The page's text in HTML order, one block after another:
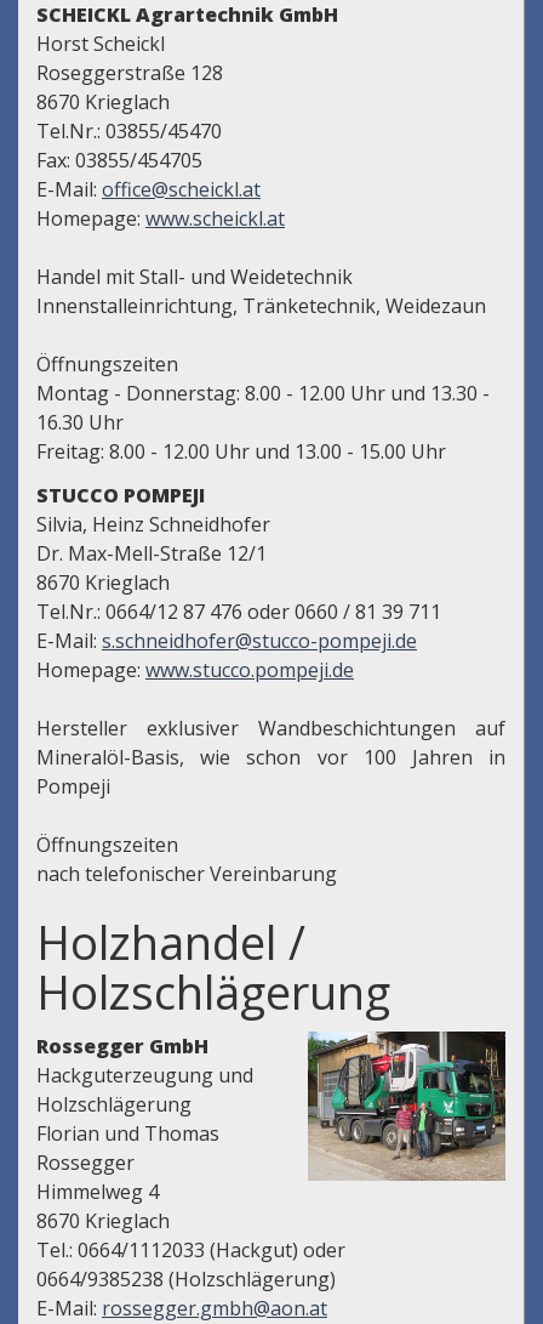
SCHEICKL Agrartechnik GmbH
Horst Scheickl
Roseggerstraße 128
8670 Krieglach
Tel.Nr.: 03855/45470
Fax: 03855/454705
E-Mail: office@scheickl.at
Homepage: www.scheickl.at
Handel mit Stall- und Weidetechnik
Innenstalleinrichtung, Tränketechnik, Weidezaun
Öffnungszeiten
Montag - Donnerstag: 8.00 - 12.00 Uhr und 13.30 -
16.30 Uhr
Freitag: 8.00 - 12.00 Uhr und 13.00 - 15.00 Uhr
STUCCO POMPEJI
Silvia, Heinz Schneidhofer
Dr. Max-Mell-Straße 12/1
8670 Krieglach
Tel.Nr.: 0664/12 87 476 oder 0660 / 81 39 711
E-Mail: s.schneidhofer@stucco-pompeji.de
Homepage: www.stucco.pompeji.de
Hersteller exklusiver Wandbeschichtungen auf
Mineralöl-Basis, wie schon vor 100 Jahren in
Pompeji
Öffnungszeiten
nach telefonischer Vereinbarung
Holzhandel /
Holzschlägerung
Rossegger GmbH
Hackguterzeugung und
Holzschlägerung
Florian und Thomas
Rossegger
Himmelweg 4
8670 Krieglach
Tel.: 0664/1112033 (Hackgut) oder
0664/9385238 (Holzschlägerung)
E-Mail: rossegger.gmbh@aon.at